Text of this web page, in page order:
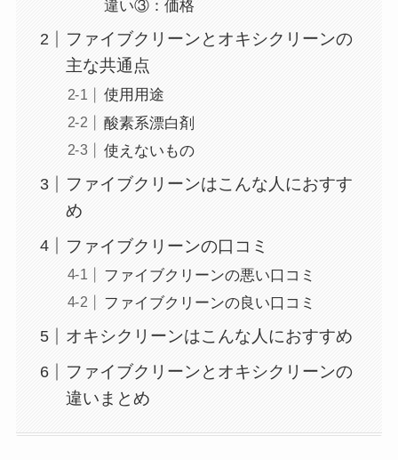
違い③：価格
ファイブクリーンとオキシクリーンの
主な共通点
使用用途
酸素系漂白剤
使えないもの
ファイブクリーンはこんな人におすす
め
ファイブクリーンの口コミ
ファイブクリーンの悪い口コミ
ファイブクリーンの良い口コミ
オキシクリーンはこんな人におすすめ
ファイブクリーンとオキシクリーンの
違いまとめ